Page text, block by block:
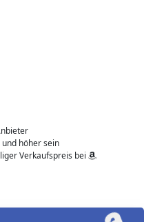
höher sein
Verkaufspreis bei